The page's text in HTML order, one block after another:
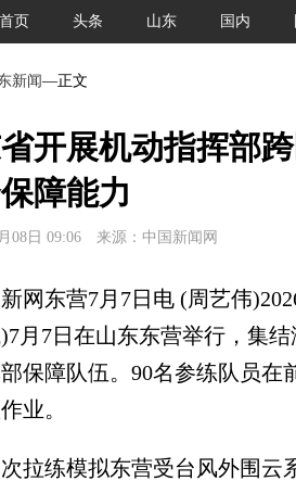
首页 头条 山东 国内
新闻—正文
开展机动指挥部
障能力
08日 09:06 来源：中国新闻网
东营7月7日电 (周艺伟
月7日在山东东营举行，集
保障队伍。90名参练队员
业。
练模拟东营受台风外围云